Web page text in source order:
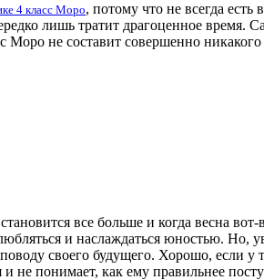
4 класс Моро, потому что не всегда
лишь тратит драгоценное
Моро не составит совершенно никакого
все больше и когда весна
и наслаждаться юностью.
своего будущего. Хорошо, если
не понимает, как ему правильнее